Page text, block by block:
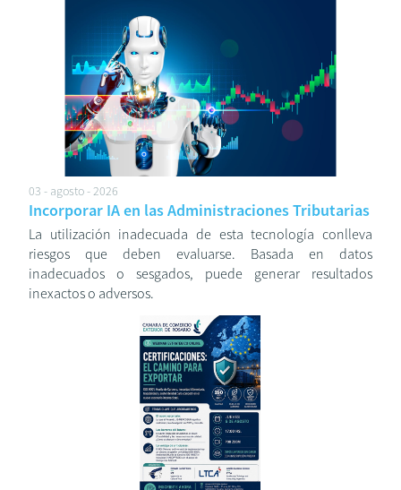
03 - agosto - 2026
Incorporar IA en las Administraciones Tributarias
La utilización inadecuada de esta tecnología conlleva
riesgos que deben evaluarse. Basada en datos
inadecuados o sesgados, puede generar resultados
inexactos o adversos.